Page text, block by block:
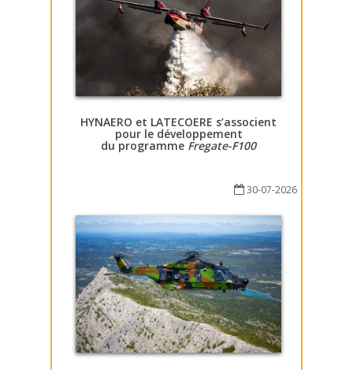
HYNAERO et LATECOERE s’associent
pour le développement
du programme Fregate-F100
30-07-2026